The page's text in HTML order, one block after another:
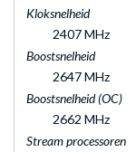
Kloksnelheid
2407 MHz
Boostsnelheid
2647 MHz
Boostsnelheid (OC)
2662 MHz
Stream processoren